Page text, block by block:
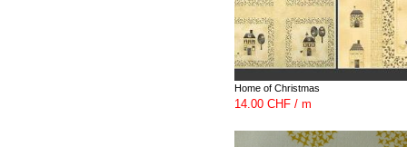
Home of Christmas
14.00 CHF / m